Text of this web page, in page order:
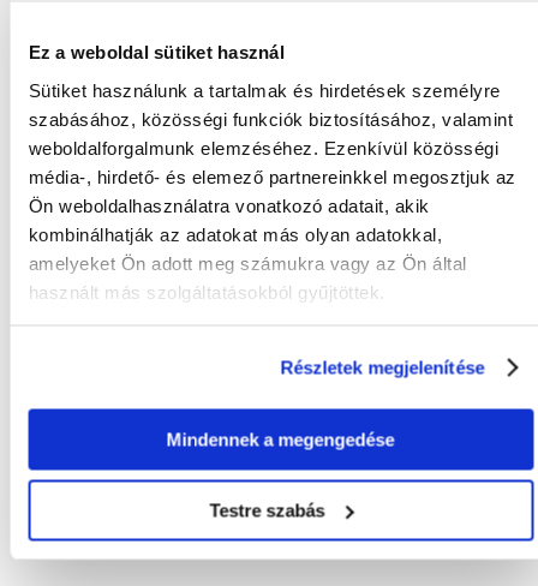
Ez a weboldal sütiket használ
Sütiket használunk a tartalmak és hirdetések személyre
szabásához, közösségi funkciók biztosításához, valamint
weboldalforgalmunk elemzéséhez. Ezenkívül közösségi
média-, hirdető- és elemező partnereinkkel megosztjuk az
Ön weboldalhasználatra vonatkozó adatait, akik
kombinálhatják az adatokat más olyan adatokkal,
amelyeket Ön adott meg számukra vagy az Ön által
használt más szolgáltatásokból gyűjtöttek.
Részletek megjelenítése
Mindennek a megengedése
Testre szabás
Nedvesség (max.) 12 %
Foszfor (min.) 1.1 %
Omega-6 (min.) 2,6 %
Omega-3 (min.) 1 %
DHA (min.) 0,3 %
EPA (min.) 0,3 %
A KUTYA SÚLYA AKTÍV KUTYA KEVÉSBÉ AKTÍV KUTYA
kg g/nap g/nap
1 30 15
KÉRDEZZ TŐLÜNK!